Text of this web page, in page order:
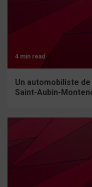
4 min read
Un automobiliste
Saint-Aubin-